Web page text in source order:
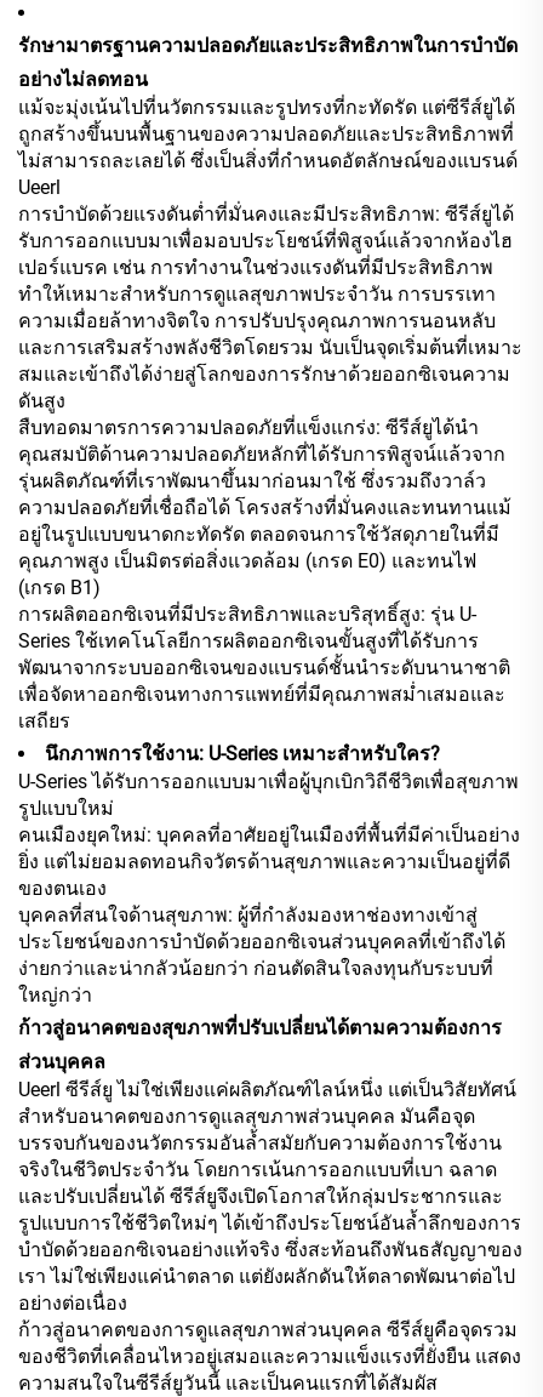
รักษามาตรฐานความปลอดภัยและประสิทธิภาพในการบำบัด
อย่างไม่ลดทอน
แม้จะมุ่งเน้นไปที่นวัตกรรมและรูปทรงที่กะทัดรัด แต่ซีรีส์ยูได้
ถูกสร้างขึ้นบนพื้นฐานของความปลอดภัยและประสิทธิภาพที่
ไม่สามารถละเลยได้ ซึ่งเป็นสิ่งที่กำหนดอัตลักษณ์ของแบรนด์
Ueerl
การบำบัดด้วยแรงดันต่ำที่มั่นคงและมีประสิทธิภาพ: ซีรีส์ยูได้
รับการออกแบบมาเพื่อมอบประโยชน์ที่พิสูจน์แล้วจากห้องไฮ
เปอร์แบรค เช่น การทำงานในช่วงแรงดันที่มีประสิทธิภาพ
ทำให้เหมาะสำหรับการดูแลสุขภาพประจำวัน การบรรเทา
ความเมื่อยล้าทางจิตใจ การปรับปรุงคุณภาพการนอนหลับ
และการเสริมสร้างพลังชีวิตโดยรวม นับเป็นจุดเริ่มต้นที่เหมาะ
สมและเข้าถึงได้ง่ายสู่โลกของการรักษาด้วยออกซิเจนความ
ดันสูง
สืบทอดมาตรการความปลอดภัยที่แข็งแกร่ง: ซีรีส์ยูได้นำ
คุณสมบัติด้านความปลอดภัยหลักที่ได้รับการพิสูจน์แล้วจาก
รุ่นผลิตภัณฑ์ที่เราพัฒนาขึ้นมาก่อนมาใช้ ซึ่งรวมถึงวาล์ว
ความปลอดภัยที่เชื่อถือได้ โครงสร้างที่มั่นคงและทนทานแม้
อยู่ในรูปแบบขนาดกะทัดรัด ตลอดจนการใช้วัสดุภายในที่มี
คุณภาพสูง เป็นมิตรต่อสิ่งแวดล้อม (เกรด E0) และทนไฟ
(เกรด B1)
การผลิตออกซิเจนที่มีประสิทธิภาพและบริสุทธิ์สูง: รุ่น U-
Series ใช้เทคโนโลยีการผลิตออกซิเจนขั้นสูงที่ได้รับการ
พัฒนาจากระบบออกซิเจนของแบรนด์ชั้นนำระดับนานาชาติ
เพื่อจัดหาออกซิเจนทางการแพทย์ที่มีคุณภาพสม่ำเสมอและ
เสถียร
นึกภาพการใช้งาน: U-Series เหมาะสำหรับใคร?
U-Series ได้รับการออกแบบมาเพื่อผู้บุกเบิกวิถีชีวิตเพื่อสุขภาพ
รูปแบบใหม่
คนเมืองยุคใหม่: บุคคลที่อาศัยอยู่ในเมืองที่พื้นที่มีค่าเป็นอย่าง
ยิ่ง แต่ไม่ยอมลดทอนกิจวัตรด้านสุขภาพและความเป็นอยู่ที่ดี
ของตนเอง
บุคคลที่สนใจด้านสุขภาพ: ผู้ที่กำลังมองหาช่องทางเข้าสู่
ประโยชน์ของการบำบัดด้วยออกซิเจนส่วนบุคคลที่เข้าถึงได้
ง่ายกว่าและน่ากลัวน้อยกว่า ก่อนตัดสินใจลงทุนกับระบบที่
ใหญ่กว่า
ก้าวสู่อนาคตของสุขภาพที่ปรับเปลี่ยนได้ตามความต้องการ
ส่วนบุคคล
Ueerl ซีรีส์ยู ไม่ใช่เพียงแค่ผลิตภัณฑ์ไลน์หนึ่ง แต่เป็นวิสัยทัศน์
สำหรับอนาคตของการดูแลสุขภาพส่วนบุคคล มันคือจุด
บรรจบกันของนวัตกรรมอันล้ำสมัยกับความต้องการใช้งาน
จริงในชีวิตประจำวัน โดยการเน้นการออกแบบที่เบา ฉลาด
และปรับเปลี่ยนได้ ซีรีส์ยูจึงเปิดโอกาสให้กลุ่มประชากรและ
รูปแบบการใช้ชีวิตใหม่ๆ ได้เข้าถึงประโยชน์อันล้ำลึกของการ
บำบัดด้วยออกซิเจนอย่างแท้จริง ซึ่งสะท้อนถึงพันธสัญญาของ
เรา ไม่ใช่เพียงแค่นำตลาด แต่ยังผลักดันให้ตลาดพัฒนาต่อไป
อย่างต่อเนื่อง
ก้าวสู่อนาคตของการดูแลสุขภาพส่วนบุคคล ซีรีส์ยูคือจุดรวม
ของชีวิตที่เคลื่อนไหวอยู่เสมอและความแข็งแรงที่ยั่งยืน แสดง
ความสนใจในซีรีส์ยูวันนี้ และเป็นคนแรกที่ได้สัมผัส